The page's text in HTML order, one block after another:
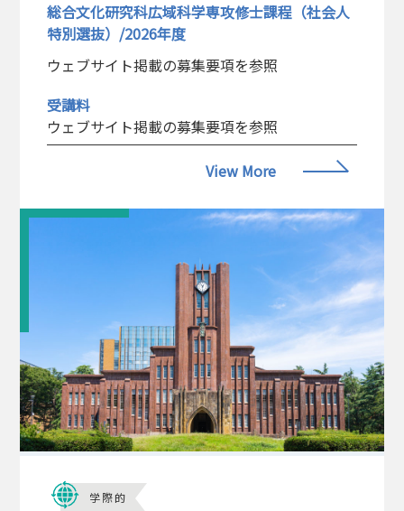
総合文化研究科広域科学専攻修士課程（社会人
特別選抜）/2026年度
ウェブサイト掲載の募集要項を参照
受講料
ウェブサイト掲載の募集要項を参照
View More
学際的